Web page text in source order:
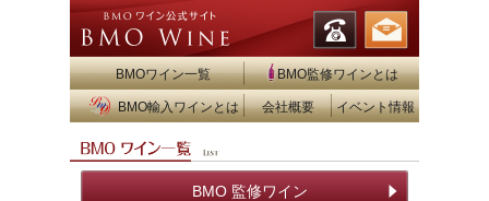
BMOワイン一覧 BMO監修ワインとは
BMO輸入ワインとは 会社概要 イベント情報
BMO 監修ワイン